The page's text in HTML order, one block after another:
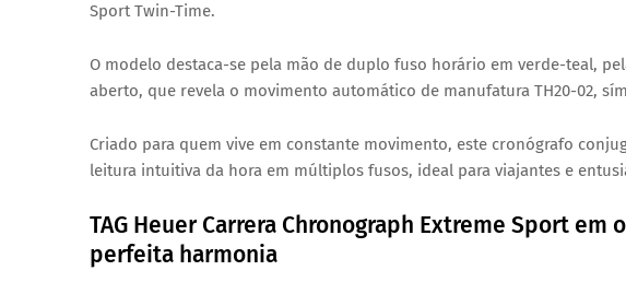
Sport Twin-Time.
O modelo destaca-se pela mão de duplo fuso horário em verde-teal,
aberto, que revela o movimento automático de manufatura TH20-02,
Criado para quem vive em constante movimento, este cronógrafo
leitura intuitiva da hora em múltiplos fusos, ideal para viajantes e
TAG Heuer Carrera Chronograph Extreme Sport
perfeita harmonia